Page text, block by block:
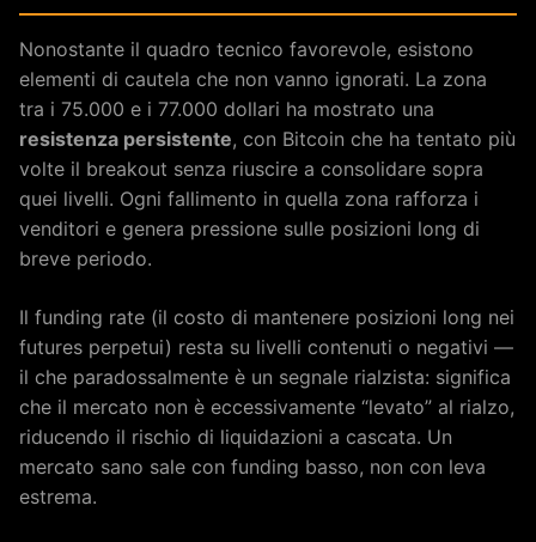
Nonostante il quadro tecnico favorevole, esistono
elementi di cautela che non vanno ignorati. La zona
tra i 75.000 e i 77.000 dollari ha mostrato una
resistenza persistente, con Bitcoin che ha tentato più
volte il breakout senza riuscire a consolidare sopra
quei livelli. Ogni fallimento in quella zona rafforza i
venditori e genera pressione sulle posizioni long di
breve periodo.
Il funding rate (il costo di mantenere posizioni long nei
futures perpetui) resta su livelli contenuti o negativi —
il che paradossalmente è un segnale rialzista: significa
che il mercato non è eccessivamente “levato” al rialzo,
riducendo il rischio di liquidazioni a cascata. Un
mercato sano sale con funding basso, non con leva
estrema.